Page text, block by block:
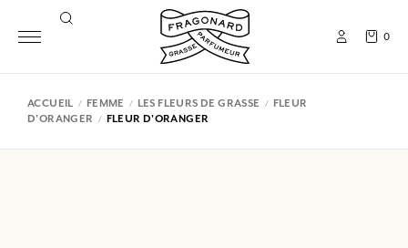
0
ACCUEIL FEMME LES FLEURS DE GRASSE
FLEUR
D'ORANGER
FLEUR D'ORANGER